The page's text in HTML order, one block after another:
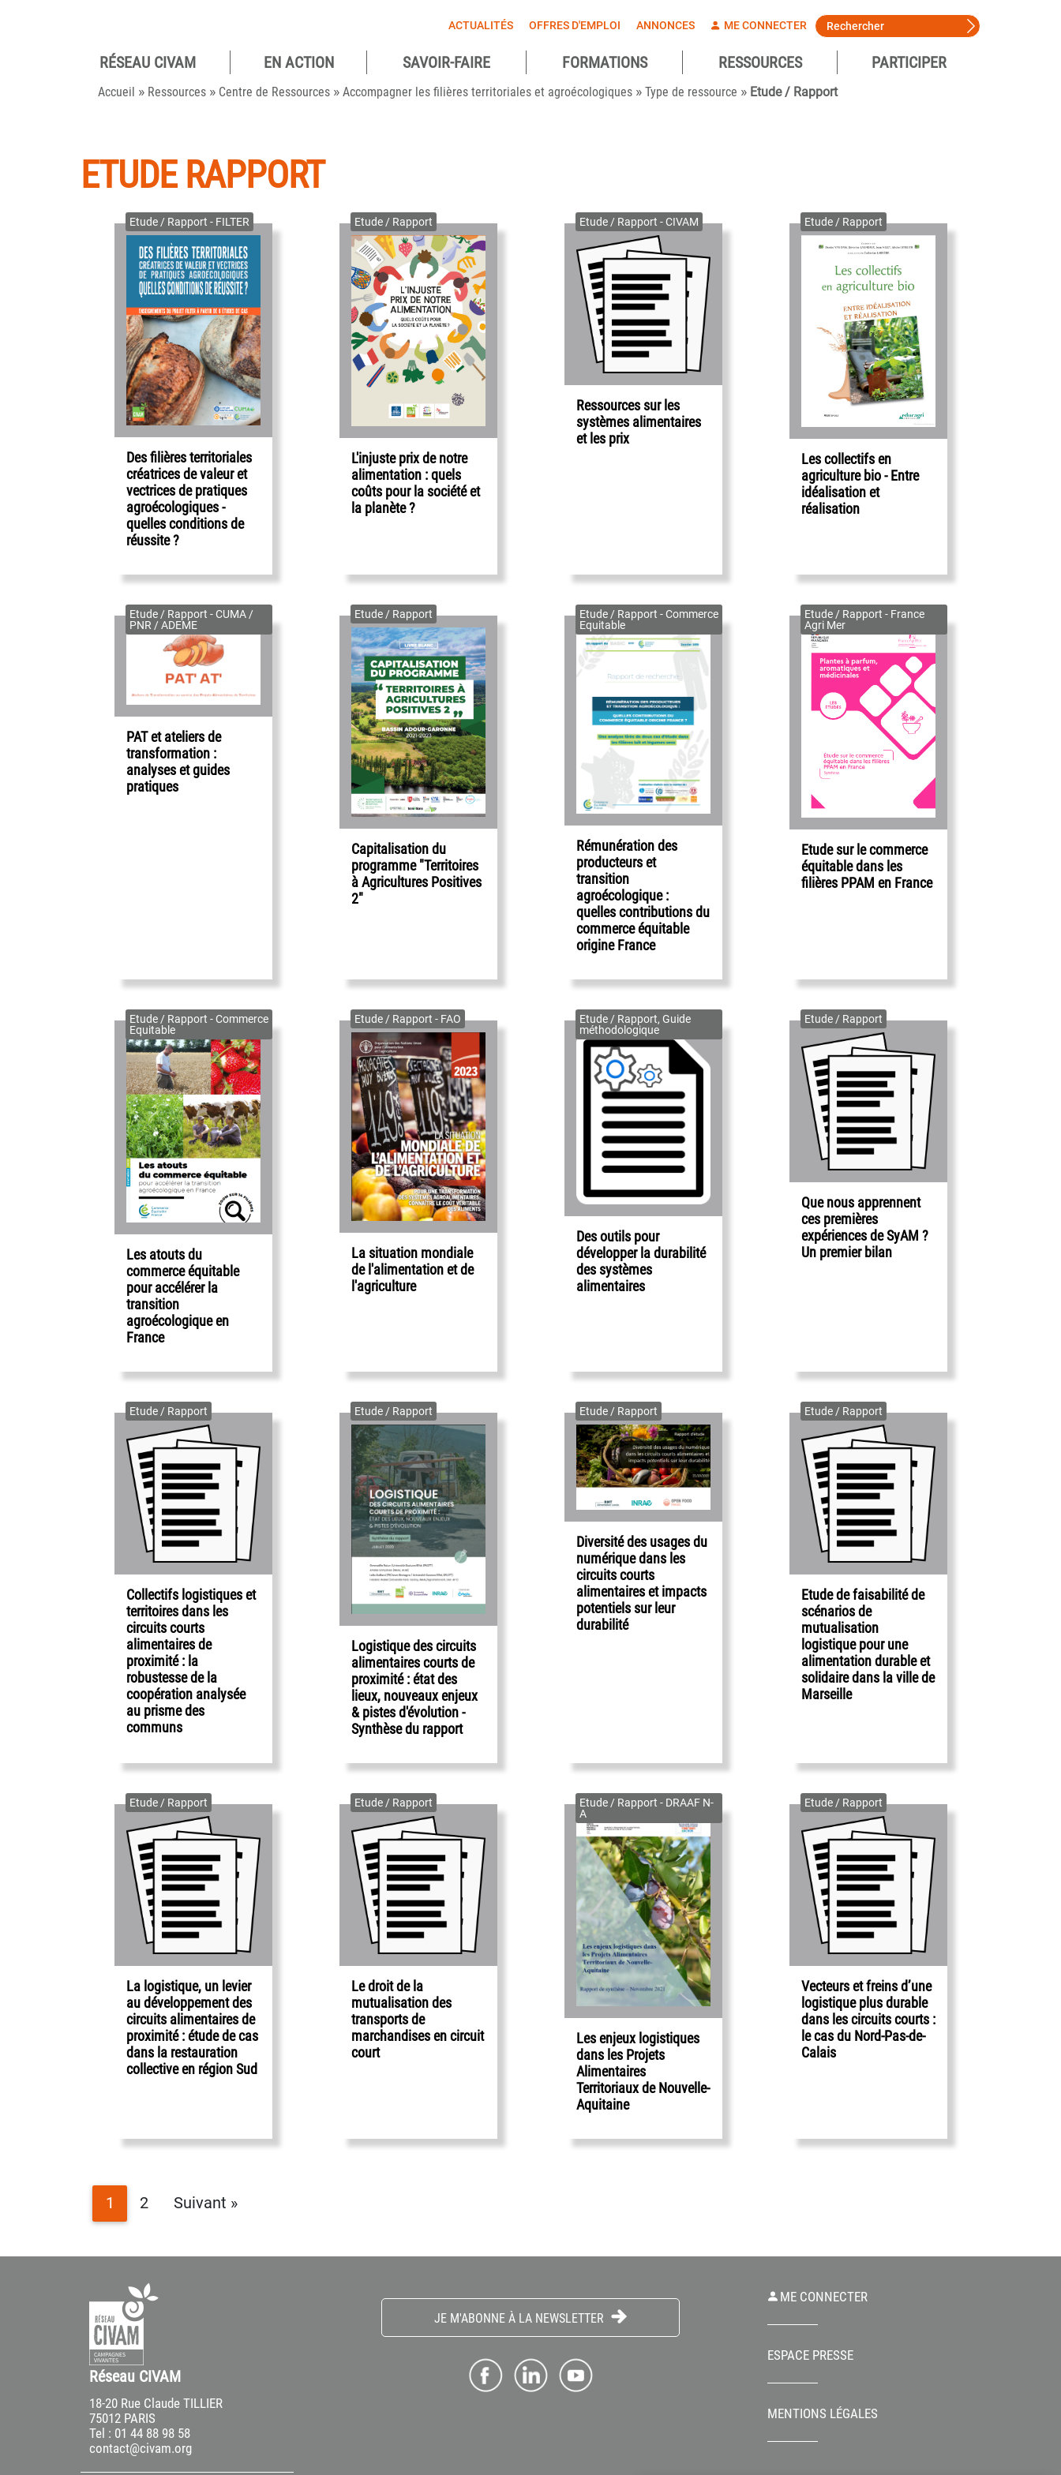
ACTUALITÉS OFFRES D'EMPLOI ANNONCES ME CONNECTER
Pour des
campagnes
vivantes
RÉSEAU CIVAM EN ACTION SAVOIR-FAIRE FORMATIONS RESSOURCES PARTICIPER
Accueil » Ressources » Centre de Ressources » Accompagner les filières territoriales et agroécologiques » Type de ressource » Etude / Rapport
ETUDE RAPPORT
Etude / Rapport - FILTER
Des filières territoriales
créatrices de valeur et
vectrices de pratiques
agroécologiques -
quelles conditions de
réussite ?
Etude / Rapport
L'injuste prix de notre
alimentation : quels
coûts pour la société et
la planète ?
Etude / Rapport - CIVAM
Ressources sur les
systèmes alimentaires
et les prix
Etude / Rapport
Les collectifs en
agriculture bio - Entre
idéalisation et
réalisation
Etude / Rapport - CUMA /
PNR / ADEME
PAT et ateliers de
transformation :
analyses et guides
pratiques
Etude / Rapport
Capitalisation du
programme "Territoires
à Agricultures Positives
2"
Etude / Rapport - Commerce
Equitable
Rémunération des
producteurs et
transition
agroécologique :
quelles contributions du
commerce équitable
origine France
Etude / Rapport - France
Agri Mer
Etude sur le commerce
équitable dans les
filières PPAM en France
Etude / Rapport - Commerce
Equitable
Les atouts du
commerce équitable
pour accélérer la
transition
agroécologique en
France
Etude / Rapport - FAO
La situation mondiale
de l'alimentation et de
l'agriculture
Etude / Rapport, Guide
méthodologique
Des outils pour
développer la durabilité
des systèmes
alimentaires
Etude / Rapport
Que nous apprennent
ces premières
expériences de SyAM ?
Un premier bilan
Etude / Rapport
Collectifs logistiques et
territoires dans les
circuits courts
alimentaires de
proximité : la
robustesse de la
coopération analysée
au prisme des
communs
Etude / Rapport
Logistique des circuits
alimentaires courts de
proximité : état des
lieux, nouveaux enjeux
& pistes d'évolution -
Synthèse du rapport
Etude / Rapport
Diversité des usages du
numérique dans les
circuits courts
alimentaires et impacts
potentiels sur leur
durabilité
Etude / Rapport
Etude de faisabilité de
scénarios de
mutualisation
logistique pour une
alimentation durable et
solidaire dans la ville de
Marseille
Etude / Rapport
La logistique, un levier
au développement des
circuits alimentaires de
proximité : étude de cas
dans la restauration
collective en région Sud
Etude / Rapport
Le droit de la
mutualisation des
transports de
marchandises en circuit
court
Etude / Rapport - DRAAF N-
A
Les enjeux logistiques
dans les Projets
Alimentaires
Territoriaux de Nouvelle-
Aquitaine
Etude / Rapport
Vecteurs et freins d’une
logistique plus durable
dans les circuits courts :
le cas du Nord-Pas-de-
Calais
1 2 Suivant »
Réseau CIVAM
18-20 Rue Claude TILLIER
75012 PARIS
Tel : 01 44 88 98 58
contact@civam.org
JE M'ABONNE À LA NEWSLETTER
ME CONNECTER
ESPACE PRESSE
MENTIONS LÉGALES